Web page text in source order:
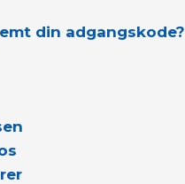
din adgangskode?